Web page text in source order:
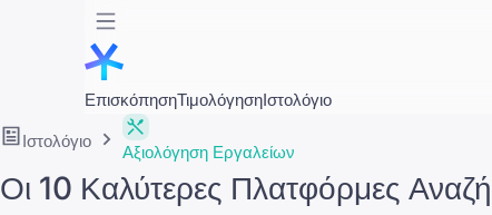
ΕπισκόπησηΤιμολόγησηΙστολόγιο
Ιστολόγιο
Αξιολόγηση Εργαλείων
Οι 10 Καλύτερες Πλατφόρμες